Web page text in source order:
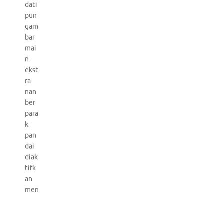
dati
pun
gam
bar
mai
n
ekst
ra
nan
ber
para
k
pan
dai
diak
tifk
an
men